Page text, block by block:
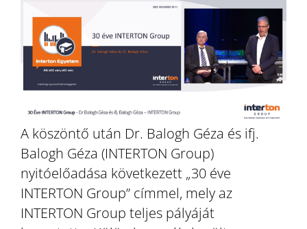
A köszöntő után Dr. Balogh Géza és ifj.
Balogh Géza (INTERTON Group)
nyitóelőadása következett „30 éve
INTERTON Group” címmel, mely az
INTERTON Group teljes pályáját